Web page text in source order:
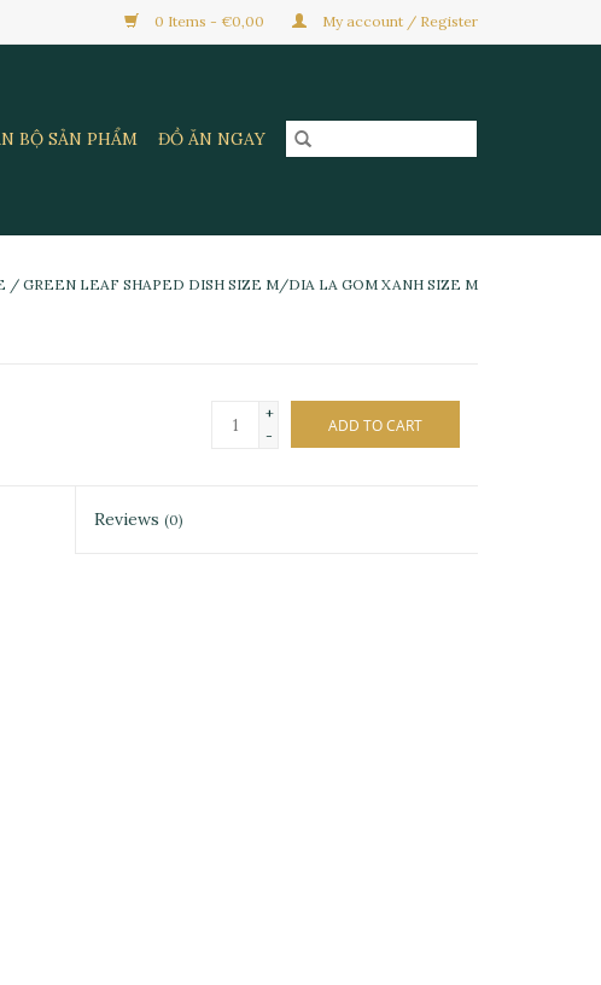
0 Items - €0,00 My account / Register
BỘ SẢN PHẨM ĐỒ ĂN NGAY
/ GREEN LEAF SHAPED DISH SIZE M/DIA LA GOM XANH SIZE M
+
-
ADD TO CART
Reviews(0)